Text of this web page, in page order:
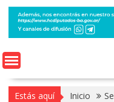
Estás aquí Inicio